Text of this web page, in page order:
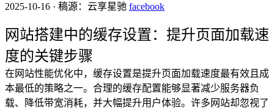
2025-10-16 · 稿源：云享星驰 facebook
网站搭建中的缓存设置：提升页面加载速
度的关键步骤
在网站性能优化中，缓存设置是提升页面加载速度最有效且成
本最低的策略之一。合理的缓存配置能够显著减少服务器负
载、降低带宽消耗，并大幅提升用户体验。许多网站却忽视了